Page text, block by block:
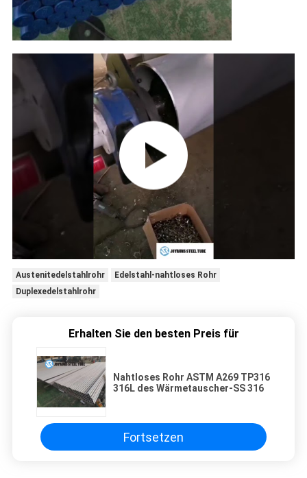
Austenitedelstahlrohr
Edelstahl-nahtloses Rohr
Duplexedelstahlrohr
Erhalten Sie den besten Preis für
Nahtloses Rohr ASTM A269 TP316
316L des Wärmetauscher-SS 316
Fortsetzen